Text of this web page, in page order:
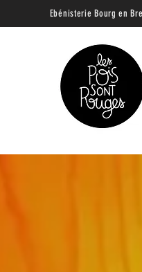
Ebénisterie Bourg en